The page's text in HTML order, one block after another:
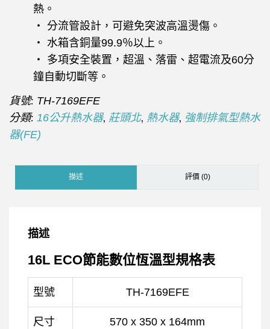
熱。
‧ 分流管設計，可避免突波高溫燙傷。
‧ 水箱含銅量99.9％以上。
‧ 多項安全裝置，超溫、落雷、超電流及60分
鐘自動切斷等。
貨號: TH-7169EFE
分類: 16公升熱水器, 莊頭北, 熱水器, 強制排氣型熱水
器(FE)
描述 評價 (0)
描述
16L ECO節能數位恆溫型規格表
型號 TH-7169EFE
尺寸 570 x 350 x 164mm